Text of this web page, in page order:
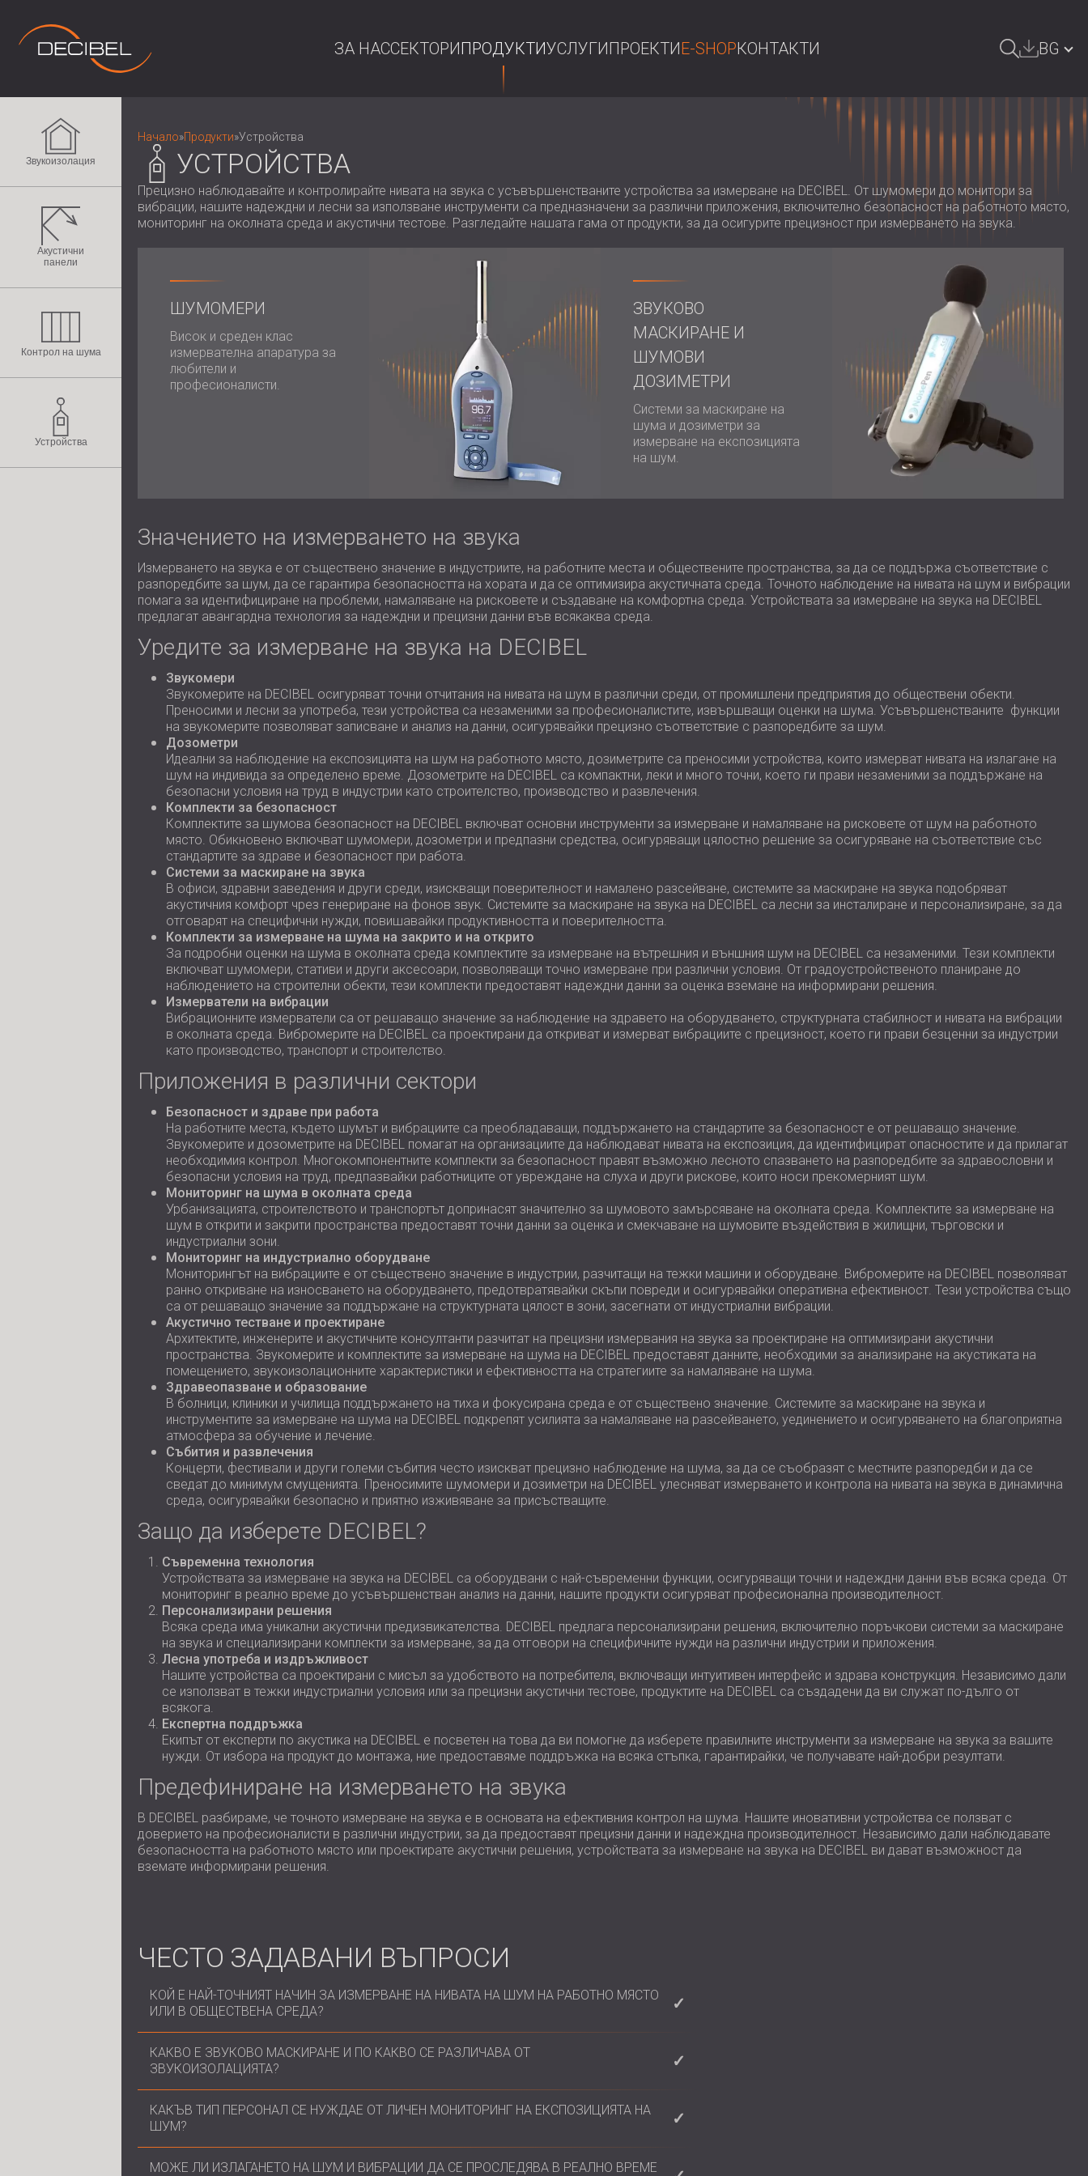
ЗА НАССЕКТОРИПРОДУКТИУСЛУГИПРОЕКТИE-SHOPКОНТАКТИ BG
SRBIJA | RS
POLAND | PL
FINLAND | FI
РОССИЯ | RU
USA | US
SOUTH AFRICA | ZA
Звукоизолация
Акустични
панели
Контрол на шума
Устройства
Начало»Продукти»Устройства
УСТРОЙСТВА
Прецизно наблюдавайте и контролирайте нивата на звука с усъвършенстваните устройства за измерване на DECIBEL. От шумомери до монитори за
вибрации, нашите надеждни и лесни за използване инструменти са предназначени за различни приложения, включително безопасност на работното място,
мониторинг на околната среда и акустични тестове. Разгледайте нашата гама от продукти, за да осигурите прецизност при измерването на звука.
ШУМОМЕРИ
Висок и среден клас
измервателна апаратура за
любители и
професионалисти.
ЗВУКОВО
МАСКИРАНЕ И
ШУМОВИ
ДОЗИМЕТРИ
Системи за маскиране на
шума и дозиметри за
измерване на експозицията
на шум.
Значението на измерването на звука
Измерването на звука е от съществено значение в индустриите, на работните места и обществените пространства, за да се поддържа съответствие с
разпоредбите за шум, да се гарантира безопасността на хората и да се оптимизира акустичната среда. Точното наблюдение на нивата на шум и вибрации
помага за идентифициране на проблеми, намаляване на рисковете и създаване на комфортна среда. Устройствата за измерване на звука на DECIBEL
предлагат авангардна технология за надеждни и прецизни данни във всякаква среда.
Уредите за измерване на звука на DECIBEL
Звукомери
Звукомерите на DECIBEL осигуряват точни отчитания на нивата на шум в различни среди, от промишлени предприятия до обществени обекти.
Преносими и лесни за употреба, тези устройства са незаменими за професионалистите, извършващи оценки на шума. Усъвършенстваните функции
на звукомерите позволяват записване и анализ на данни, осигурявайки прецизно съответствие с разпоредбите за шум.
Дозометри
Идеални за наблюдение на експозицията на шум на работното място, дозиметрите са преносими устройства, които измерват нивата на излагане на
шум на индивида за определено време. Дозометрите на DECIBEL са компактни, леки и много точни, което ги прави незаменими за поддържане на
безопасни условия на труд в индустрии като строителство, производство и развлечения.
Комплекти за безопасност
Комплектите за шумова безопасност на DECIBEL включват основни инструменти за измерване и намаляване на рисковете от шум на работното
място. Обикновено включват шумомери, дозометри и предпазни средства, осигуряващи цялостно решение за осигуряване на съответствие със
стандартите за здраве и безопасност при работа.
Системи за маскиране на звука
В офиси, здравни заведения и други среди, изискващи поверителност и намалено разсейване, системите за маскиране на звука подобряват
акустичния комфорт чрез генериране на фонов звук. Системите за маскиране на звука на DECIBEL са лесни за инсталиране и персонализиране, за да
отговарят на специфични нужди, повишавайки продуктивността и поверителността.
Комплекти за измерване на шума на закрито и на открито
За подробни оценки на шума в околната среда комплектите за измерване на вътрешния и външния шум на DECIBEL са незаменими. Тези комплекти
включват шумомери, стативи и други аксесоари, позволяващи точно измерване при различни условия. От градоустройственото планиране до
наблюдението на строителни обекти, тези комплекти предоставят надеждни данни за оценка вземане на информирани решения.
Измерватели на вибрации
Вибрационните измерватели са от решаващо значение за наблюдение на здравето на оборудването, структурната стабилност и нивата на вибрации
в околната среда. Вибромерите на DECIBEL са проектирани да откриват и измерват вибрациите с прецизност, което ги прави безценни за индустрии
като производство, транспорт и строителство.
Приложения в различни сектори
Безопасност и здраве при работа
На работните места, където шумът и вибрациите са преобладаващи, поддържането на стандартите за безопасност е от решаващо значение.
Звукомерите и дозометрите на DECIBEL помагат на организациите да наблюдават нивата на експозиция, да идентифицират опасностите и да прилагат
необходимия контрол. Многокомпонентните комплекти за безопасност правят възможно лесното спазването на разпоредбите за здравословни и
безопасни условия на труд, предпазвайки работниците от увреждане на слуха и други рискове, които носи прекомерният шум.
Мониторинг на шума в околната среда
Урбанизацията, строителството и транспортът допринасят значително за шумовото замърсяване на околната среда. Комплектите за измерване на
шум в открити и закрити пространства предоставят точни данни за оценка и смекчаване на шумовите въздействия в жилищни, търговски и
индустриални зони.
Мониторинг на индустриално оборудване
Мониторингът на вибрациите е от съществено значение в индустрии, разчитащи на тежки машини и оборудване. Вибромерите на DECIBEL позволяват
ранно откриване на износването на оборудването, предотвратявайки скъпи повреди и осигурявайки оперативна ефективност. Тези устройства също
са от решаващо значение за поддържане на структурната цялост в зони, засегнати от индустриални вибрации.
Акустично тестване и проектиране
Архитектите, инженерите и акустичните консултанти разчитат на прецизни измервания на звука за проектиране на оптимизирани акустични
пространства. Звукомерите и комплектите за измерване на шума на DECIBEL предоставят данните, необходими за анализиране на акустиката на
помещението, звукоизолационните характеристики и ефективността на стратегиите за намаляване на шума.
Здравеопазване и образование
В болници, клиники и училища поддържането на тиха и фокусирана среда е от съществено значение. Системите за маскиране на звука и
инструментите за измерване на шума на DECIBEL подкрепят усилията за намаляване на разсейването, уединението и осигуряването на благоприятна
атмосфера за обучение и лечение.
Събития и развлечения
Концерти, фестивали и други големи събития често изискват прецизно наблюдение на шума, за да се съобразят с местните разпоредби и да се
сведат до минимум смущенията. Преносимите шумомери и дозиметри на DECIBEL улесняват измерването и контрола на нивата на звука в динамична
среда, осигурявайки безопасно и приятно изживяване за присъстващите.
Защо да изберете DECIBEL?
Съвременна технология
Устройствата за измерване на звука на DECIBEL са оборудвани с най-съвременни функции, осигуряващи точни и надеждни данни във всяка среда. От
мониторинг в реално време до усъвършенстван анализ на данни, нашите продукти осигуряват професионална производителност.
Персонализирани решения
Всяка среда има уникални акустични предизвикателства. DECIBEL предлага персонализирани решения, включително поръчкови системи за маскиране
на звука и специализирани комплекти за измерване, за да отговори на специфичните нужди на различни индустрии и приложения.
Лесна употреба и издръжливост
Нашите устройства са проектирани с мисъл за удобството на потребителя, включващи интуитивен интерфейс и здрава конструкция. Независимо дали
се използват в тежки индустриални условия или за прецизни акустични тестове, продуктите на DECIBEL са създадени да ви служат по-дълго от
всякога.
Експертна поддръжка
Екипът от експерти по акустика на DECIBEL е посветен на това да ви помогне да изберете правилните инструменти за измерване на звука за вашите
нужди. От избора на продукт до монтажа, ние предоставяме поддръжка на всяка стъпка, гарантирайки, че получавате най-добри резултати.
Предефиниране на измерването на звука
В DECIBEL разбираме, че точното измерване на звука е в основата на ефективния контрол на шума. Нашите иновативни устройства се ползват с
доверието на професионалисти в различни индустрии, за да предоставят прецизни данни и надеждна производителност. Независимо дали наблюдавате
безопасността на работното място или проектирате акустични решения, устройствата за измерване на звука на DECIBEL ви дават възможност да
вземате информирани решения.
ЧЕСТО ЗАДАВАНИ ВЪПРОСИ
КОЙ Е НАЙ-ТОЧНИЯТ НАЧИН ЗА ИЗМЕРВАНЕ НА НИВАТА НА ШУМ НА РАБОТНО МЯСТО
ИЛИ В ОБЩЕСТВЕНА СРЕДА?
Професионалните шумомери, като серията Nova, предоставят анализ в реално време и
в октавни ленти, което е от съществено значение за оценки на въздействието върху
КАКВО Е ЗВУКОВО МАСКИРАНЕ И ПО КАКВО СЕ РАЗЛИЧАВА ОТ
ЗВУКОИЗОЛАЦИЯТА?
Звуковото маскиране произвежда калибриран фонов шум, за да намали
разбираемостта на речта в офиси и клиники с отворен план. Маскирането не блокира
КАКЪВ ТИП ПЕРСОНАЛ СЕ НУЖДАЕ ОТ ЛИЧЕН МОНИТОРИНГ НА ЕКСПОЗИЦИЯТА НА
ШУМ?
Всяка работа, свързана с продължително излагане на машини или шумна среда - като
МОЖЕ ЛИ ИЗЛАГАНЕТО НА ШУМ И ВИБРАЦИИ ДА СЕ ПРОСЛЕДЯВА В РЕАЛНО ВРЕМЕ